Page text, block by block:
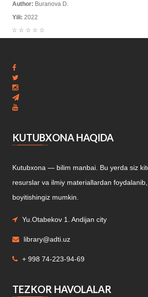
Author: Buranova D.
Yili: 2022
☆
☆
☆
☆
☆
KUTUBXONA HAQIDA
Kutubxona — bilim manbai. Bu yerda siz
resurslar va ilmiy materiallardan
boyitishingiz mumkin.
Yu.Otabekov 1. Andijan city
library@adti.uz
+ 998 74-223-94-69
TEZKOR HAVOLALAR